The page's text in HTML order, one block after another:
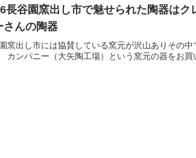
長谷園窯出し市で魅せられた陶器はク
さんの陶器
窯出し市には協賛している窯元が沢山ありその中
カンパニー（大矢陶工場）という窯元の器をお買